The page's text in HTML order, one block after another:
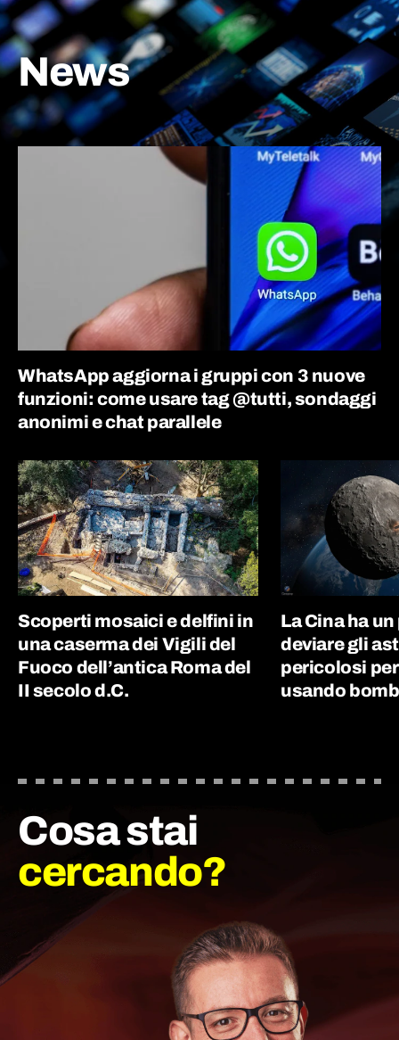
News
WhatsApp aggiorna i gruppi con 3 nuove
funzioni: come usare tag @tutti, sondaggi
anonimi e chat parallele
Scoperti mosaici e delfini in
una caserma dei Vigili del
Fuoco dell’antica Roma del
II secolo d.C.
La Cina ha
deviare gli
pericolosi per
usando
Cosa stai
cercando?